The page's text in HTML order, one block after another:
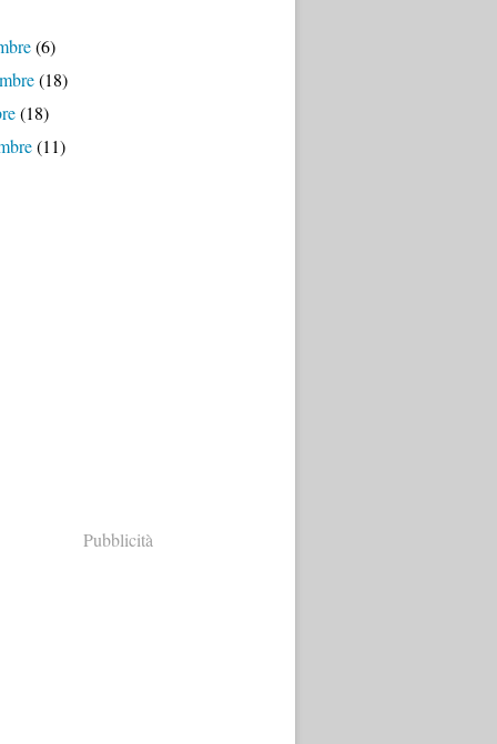
(6)
(18)
(18)
(11)
Pubblicità